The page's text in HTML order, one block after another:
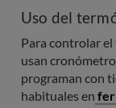
Uso del
Para controlar
usan
programan con
habituales en